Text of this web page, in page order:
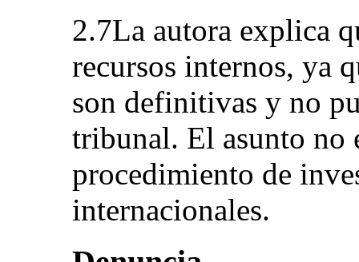
2.7La autora explica
recursos internos, ya
son definitivas y no
tribunal. El asunto no
procedimiento de
internacionales.